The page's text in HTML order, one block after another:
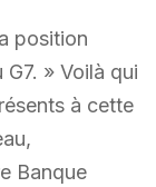
position
» Voilà qui
à cette
Banque